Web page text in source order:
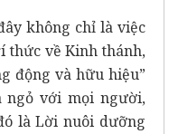
không chỉ là việc
thức về Kinh thánh,
động và hữu hiệu”
ngỏ với mọi người,
là Lời nuôi dưỡng